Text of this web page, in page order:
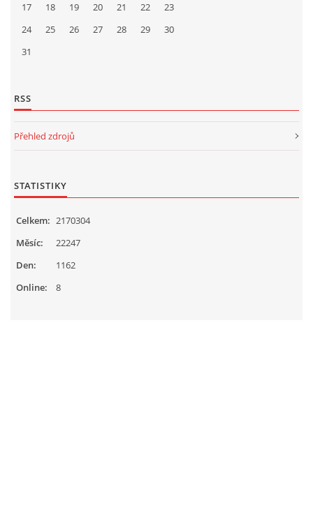
17
18 19 20 21 22
23
24
25 26 27 28 29
30
31
RSS
Přehled zdrojů
STATISTIKY
Online: 8
Celkem: 2170304
Měsíc:
22247
Den:
1162